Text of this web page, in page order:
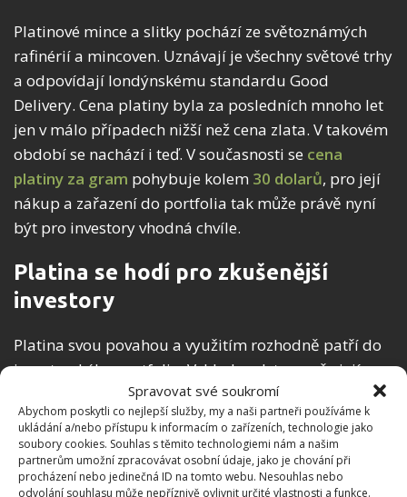
Spravovat své soukromí
Abychom poskytli co nejlepší služby, my a naši partneři používáme k
ukládání a/nebo přístupu k informacím o zařízeních, technologie jako
soubory cookies. Souhlas s těmito technologiemi nám a našim
partnerům umožní zpracovávat osobní údaje, jako je chování při
procházení nebo jedinečná ID na tomto webu. Nesouhlas nebo
odvolání souhlasu může nepříznivě ovlivnit určité vlastnosti a funkce.
Platinové mince a slitky pochází ze světoznámých
rafinérií a mincoven. Uznávají je všechny světové trhy
a odpovídají londýnskému standardu Good
Delivery. Cena platiny byla za posledních mnoho let
jen v málo případech nižší než cena zlata. V takovém
období se nachází i teď. V současnosti se cena
platiny za gram pohybuje kolem 30 dolarů, pro její
nákup a zařazení do portfolia tak může právě nyní
být pro investory vhodná chvíle.
Platina se hodí pro zkušenější
investory
Platina svou povahou a využitím rozhodně patří do
investorského portfolia. Vzhledem k tomu, že její
cena je hodně závislá na stavu ekonomiky a reaguje
také na to, jak se využívá v různých odvětvích, její
koupí se z části spoléháte na prosperitu průmyslu a
ekonomiky. Proto je vhodné, abyste uměli
odhadnout situaci a rozhodnout se pro nákup,